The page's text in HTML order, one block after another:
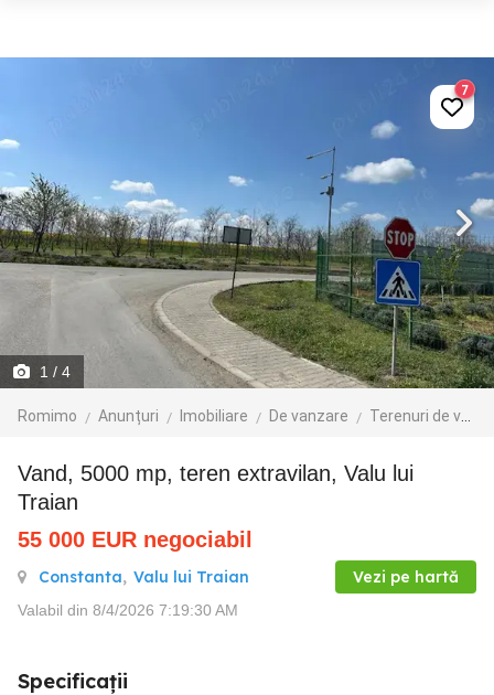
1 / 4
Romimo Anunțuri Imobiliare De vanzare Terenuri de vanzare
7
Vand, 5000 mp, teren extravilan, Valu lui
Traian
55 000 EUR negociabil
Constanta, Valu lui Traian Vezi pe hartă
Valabil din 8/4/2026 7:19:30 AM
Specificații